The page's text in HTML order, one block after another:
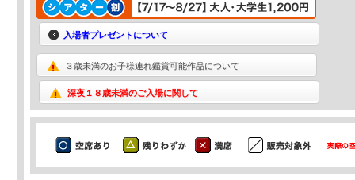
入場者プレゼントについて
３歳未満のお子様連れ鑑賞可能作品について
深夜１８歳未満のご入場に関して